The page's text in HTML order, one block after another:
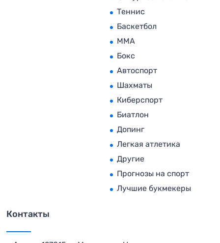
Теннис
Баскетбол
MMA
Бокс
Автоспорт
Шахматы
Киберспорт
Биатлон
Допинг
Легкая атлетика
Другие
Прогнозы на спорт
Лучшие букмекеры
Контакты